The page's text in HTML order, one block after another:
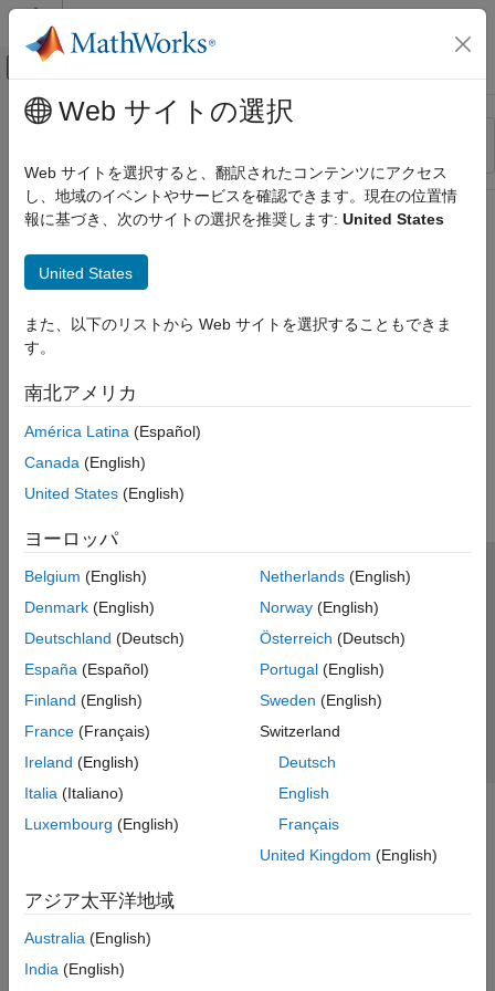
コンテンツへスキップ
オフキャンバス ナビゲーション メ
リソース
ステータス
メインコンテンツ
Web サイトの選択
Web サイトを選択すると、翻訳されたコンテンツにアクセス
し、地域のイベントやサービスを確認できます。現在の位置情
報に基づき、次のサイトの選択を推奨します: United States
United States
また、以下のリストから Web サイトを選択することもできま
す。
南北アメリカ
América Latina (Español)
Canada (English)
United States (English)
ヨーロッパ
Belgium (English)
Denmark (English)
Deutschland (Deutsch)
España (Español)
Finland (English)
France (Français)
Ireland (English)
Italia (Italiano)
Luxembourg (English)
Netherlands(English)
Norway(English)
Österreich (Deutsch)
Portugal(English)
Sweden (English)
Switzerland
Deutsch
English
Français
United Kingdom (English)
アジア太平洋地域
Australia (English)
India (English)
トラストセンター
プライバシー ポリシー
違法コピー防止
アプリケーション ステータス
© 1994-2026 The MathWorks, Inc.